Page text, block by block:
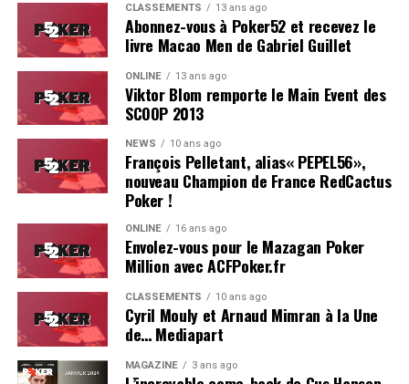
d’événement.
On se reverra probablement l’année prochaine pour le
coverage d’une deuxième édition, du moins, on l’espère !
Résultats du Main Event :
Hugues Mazerolle (France) : 100.000 €
Jose Quintas (Portugal) : 74.000 €
Joao Pedro Ferreira (Portugal) : 52.000 €
Dylan Lauret (France) : 38.000 €
Hugo Soares (Portugal) : 28.000 €
Ivo Almeida (Portugal) : 21.390 €
Leo Philippe (France) : 16.000 €
CLASSEMENTS 13 ans ago
Abonnez-vous à Poker52 et recevez le
livre Macao Men de Gabriel Guillet
ONLINE 13 ans ago
Viktor Blom remporte le Main Event des
SCOOP 2013
NEWS 10 ans ago
François Pelletant, alias« PEPEL56»,
nouveau Champion de France RedCactus
Poker !
ONLINE 16 ans ago
Envolez-vous pour le Mazagan Poker
Million avec ACFPoker.fr
CLASSEMENTS 10 ans ago
Cyril Mouly et Arnaud Mimran à la Une
de… Mediapart
MAGAZINE 3 ans ago